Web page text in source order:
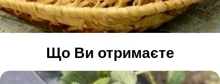
Що Ви отримаєте